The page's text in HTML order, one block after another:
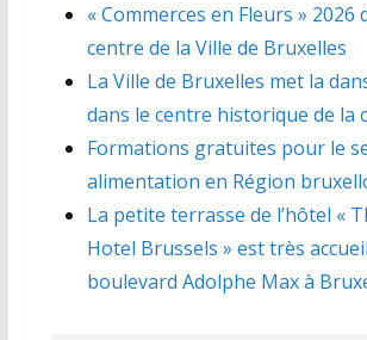
« Commerces en Fleurs » 2026
centre de la Ville de Bruxelles
La Ville de Bruxelles met la
dans le centre historique de la
Formations gratuites pour le
alimentation en Région
La petite terrasse de l’hôtel «
Hotel Brussels » est très
boulevard Adolphe Max à